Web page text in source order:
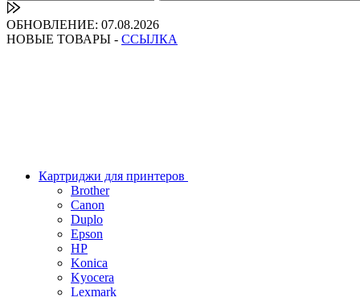
ОБНОВЛЕНИЕ: 07.08.2026
НОВЫЕ ТОВАРЫ - ССЫЛКА
Картриджи для принтеров
Brother
Canon
Duplo
Epson
HP
Konica
Kyocera
Lexmark